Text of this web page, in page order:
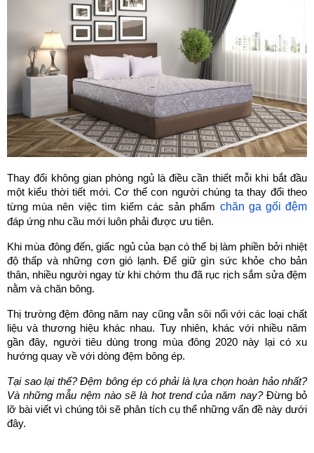
Thay đổi không gian phòng ngủ là điều cần thiết mỗi khi bắt đầu
một kiểu thời tiết mới. Cơ thể con người chúng ta thay đổi theo
từng mùa nên việc tìm kiếm các sản phẩm chăn ga gối đệm
đáp ứng nhu cầu mới luôn phải được ưu tiên.
Khi mùa đông đến, giấc ngủ của bạn có thể bị làm phiền bởi nhiệt
độ thấp và những cơn gió lạnh. Để giữ gìn sức khỏe cho bản
thân, nhiều người ngay từ khi chớm thu đã rục rịch sắm sửa đệm
nằm và chăn bông.
Thị trường đệm đông năm nay cũng vẫn sôi nổi với các loại chất
liệu và thương hiệu khác nhau. Tuy nhiên, khác với nhiều năm
gần đây, người tiêu dùng trong mùa đông 2020 này lại có xu
hướng quay về với dòng đệm bông ép.
Tại sao lại thế? Đệm bông ép có phải là lựa chọn hoàn hảo nhất?
Và những mẫu nệm nào sẽ là hot trend của năm nay? Đừng bỏ
lỡ bài viết vì chúng tôi sẽ phân tích cụ thể những vấn đề này dưới
đây.